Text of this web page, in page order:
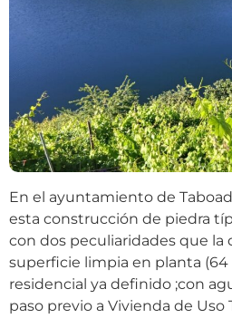
En el ayuntamiento de
esta construcción de piedra
con dos peculiaridades que la
superficie limpia en planta (64
residencial ya definido ;con
paso previo a Vivienda de Uso